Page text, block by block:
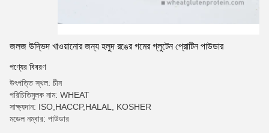
জলজ উদ্ভিদ খাওয়ানোর জন্য হলুদ রঙের গমের গ্লুটেন প্রোটিন পাউডার
পণ্যের বিবরণ
উৎপত্তি স্থল: চীন
পরিচিতিমুলক নাম: WHEAT
সাক্ষ্যদান: ISO,HACCP,HALAL, KOSHER
মডেল নম্বার: পাউডার